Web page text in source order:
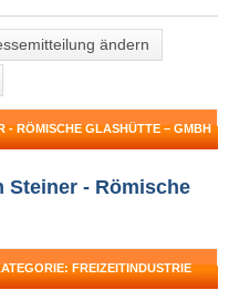
ändern
- RÖMISCHE GLASHÜTTE – GMBH
Steiner - Römische
FREIZEITINDUSTRIE